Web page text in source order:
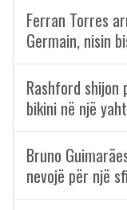
Ferran Torres
Germain, nisin
Rashford
bikini në një
Bruno
nevojë për një